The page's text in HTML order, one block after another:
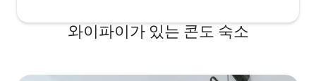
와이파이가 있는 콘도 숙소